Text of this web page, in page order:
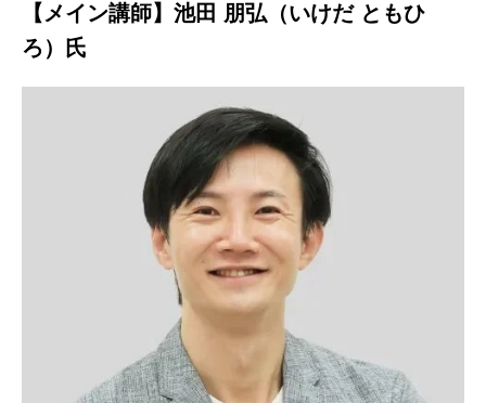
【メイン講師】池田 朋弘（いけだ ともひ
ろ）氏